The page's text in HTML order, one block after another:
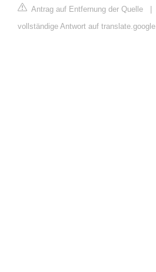
Antrag auf Entfernung der Quelle |
vollständige Antwort auf